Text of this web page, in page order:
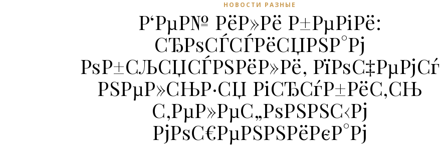
НОВОСТИ РАЗНЫЕ
Р‘РµР№ РёР»Рё Р±РµРіРё:
СЂРѕСЃСЃРёСЏРЅР°Рј
РѕР±СЉСЏСЃРЅРёР»Рё, РїРѕС‡РµРјСѓ
РЅРµР»СЊР·СЏ РіСЂСѓР±РёС‚СЊ
С‚РµР»РµС„РѕРЅРЅС‹Рј
РјРѕС€РµРЅРЅРёРєР°Рј